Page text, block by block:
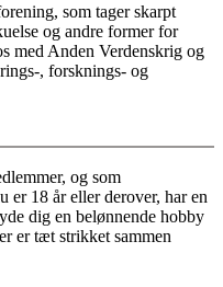
som tager skarpt
og andre former for
med Anden Verdenskrig og
, forsknings- og
og som
er 18 år eller derover, har en
dig en belønnende hobby
er tæt strikket sammen